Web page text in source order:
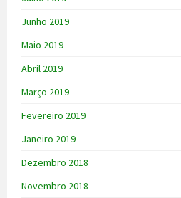
Junho 2019
Maio 2019
Abril 2019
Março 2019
Fevereiro 2019
Janeiro 2019
Dezembro 2018
Novembro 2018